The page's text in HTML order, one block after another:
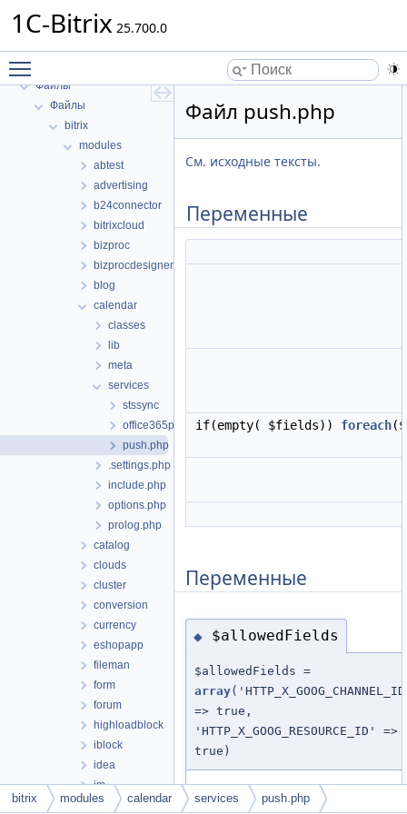
1C-Bitrix 25.700.0
1C-Bitrix
Файлы
Файлы
bitrix
modules
abtest
advertising
b24connector
bitrixcloud
bizproc
bizprocdesigner
blog
calendar
classes
lib
meta
services
stssync
office365push.php
push.php
.settings.php
include.php
options.php
prolog.php
catalog
clouds
cluster
conversion
currency
eshopapp
fileman
form
forum
highloadblock
iblock
idea
im
landing
Файл push.php
См. исходные тексты.
Переменные
if(empty( $fields)) foreach
Переменные
◆ $allowedFields
$allowedFields =
array
=> true,
'HTTP_X_GOOG_RESOURCE_ID' =>
true)
См. определение в файле
bitrix modules calendar services push.php